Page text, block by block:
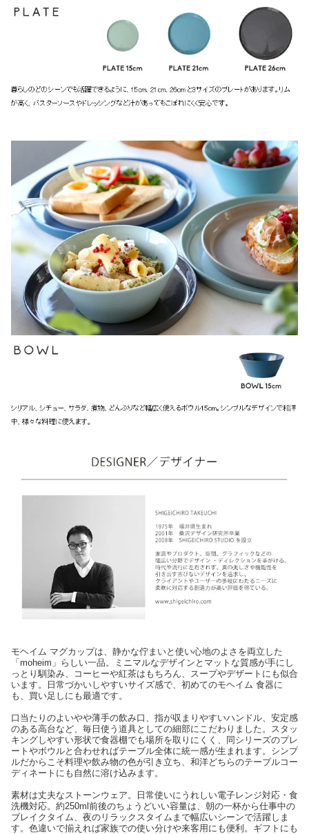
モヘイム マグカップは、静かな佇まいと使い心地のよさを両立した
「moheim」らしい一品。ミニマルなデザインとマットな質感が手にし
っとり馴染み、コーヒーや紅茶はもちろん、スープやデザートにも似合
います。日常づかいしやすいサイズ感で、初めてのモヘイム 食器に
も、買い足しにも最適です。
口当たりのよいやや薄手の飲み口、指が収まりやすいハンドル、安定感
のある高台など、毎日使う道具としての細部にこだわりました。スタッ
キングしやすい形状で食器棚でも場所を取りにくく、同シリーズのプレ
ートやボウルと合わせればテーブル全体に統一感が生まれます。シンプ
ルだからこそ料理や飲み物の色が引き立ち、和洋どちらのテーブルコー
ディネートにも自然に溶け込みます。
素材は丈夫なストーンウェア。日常使いにうれしい電子レンジ対応・食
洗機対応。約250ml前後のちょうどいい容量は、朝の一杯から仕事中の
ブレイクタイム、夜のリラックスタイムまで幅広いシーンで活躍しま
す。色違いで揃えれば家族での使い分けや来客用にも便利。ギフトにも